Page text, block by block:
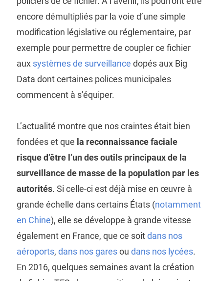
encore démultipliés par la voie d’une simple
modification législative ou réglementaire, par
exemple pour permettre de coupler ce fichier
aux systèmes de surveillance dopés aux Big
Data dont certaines polices municipales
commencent à s’équiper.
L’actualité montre que nos craintes était bien
fondées et que la reconnaissance faciale
risque d’être l’un des outils principaux de la
surveillance de masse de la population par les
autorités. Si celle-ci est déjà mise en œuvre à
grande échelle dans certains États (notamment
en Chine), elle se développe à grande vitesse
également en France, que ce soitdans nos
aéroports, dans nos garesou dans nos lycées.
En 2016, quelques semaines avant la création